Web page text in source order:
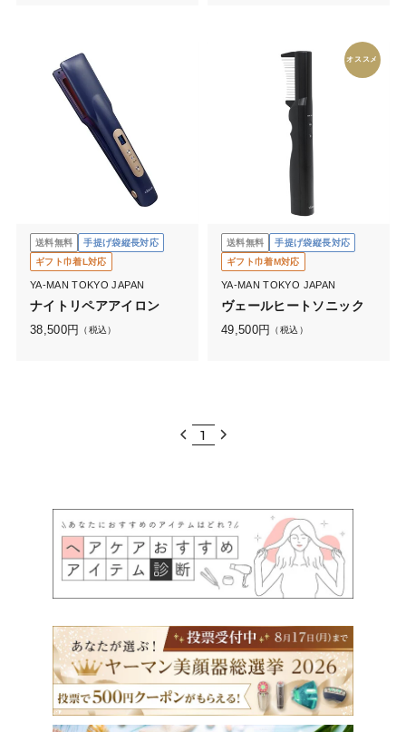
送料無料
手提げ袋縦長対応
ギフト巾着L対応
YA-MAN TOKYO JAPAN
ナイトリペアアイロン
38,500円 （税込）
オススメ
送料無料
手提げ袋縦長対応
ギフト巾着M対応
YA-MAN TOKYO JAPAN
ヴェールヒートソニック
49,500円 （税込）
1